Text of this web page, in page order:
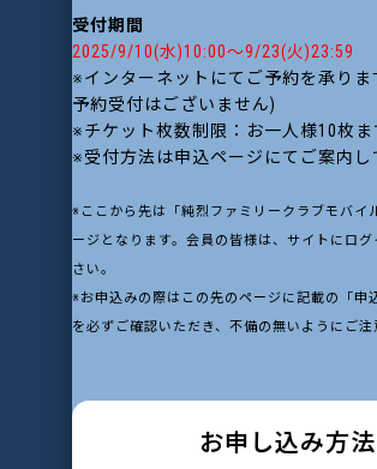
受付期間
2025/9/10(水)10:00～9/23(火)23:59
※インターネットにてご予約を承りま
予約受付はございません)
※チケット枚数制限：お一人様10枚ま
※受付方法は申込ページにてご案内し
※ここから先は「純烈ファミリークラブモバイ
ージとなります。会員の皆様は、サイトにロ
さい。
※お申込みの際はこの先のページに記載の「申
を必ずご確認いただき、不備の無いようにご注
お申し込み方法